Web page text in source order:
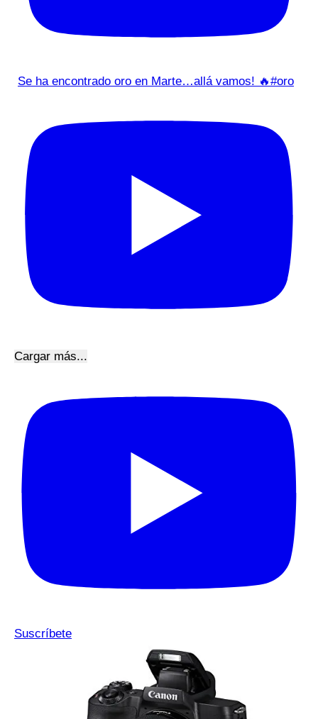
Se ha encontrado oro en Marte…allá vamos! 🔥#oro
Cargar más...
Suscríbete